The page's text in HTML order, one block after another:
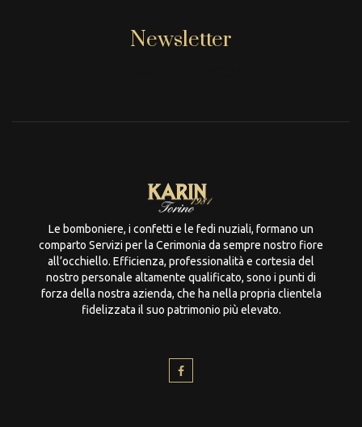
Newsletter
Le bomboniere, i confetti e le fedi nuziali, formano un
comparto Servizi per la Cerimonia da sempre nostro fiore
all’occhiello. Efficienza, professionalità e cortesia del
nostro personale altamente qualificato, sono i punti di
forza della nostra azienda, che ha nella propria clientela
fidelizzata il suo patrimonio più elevato.